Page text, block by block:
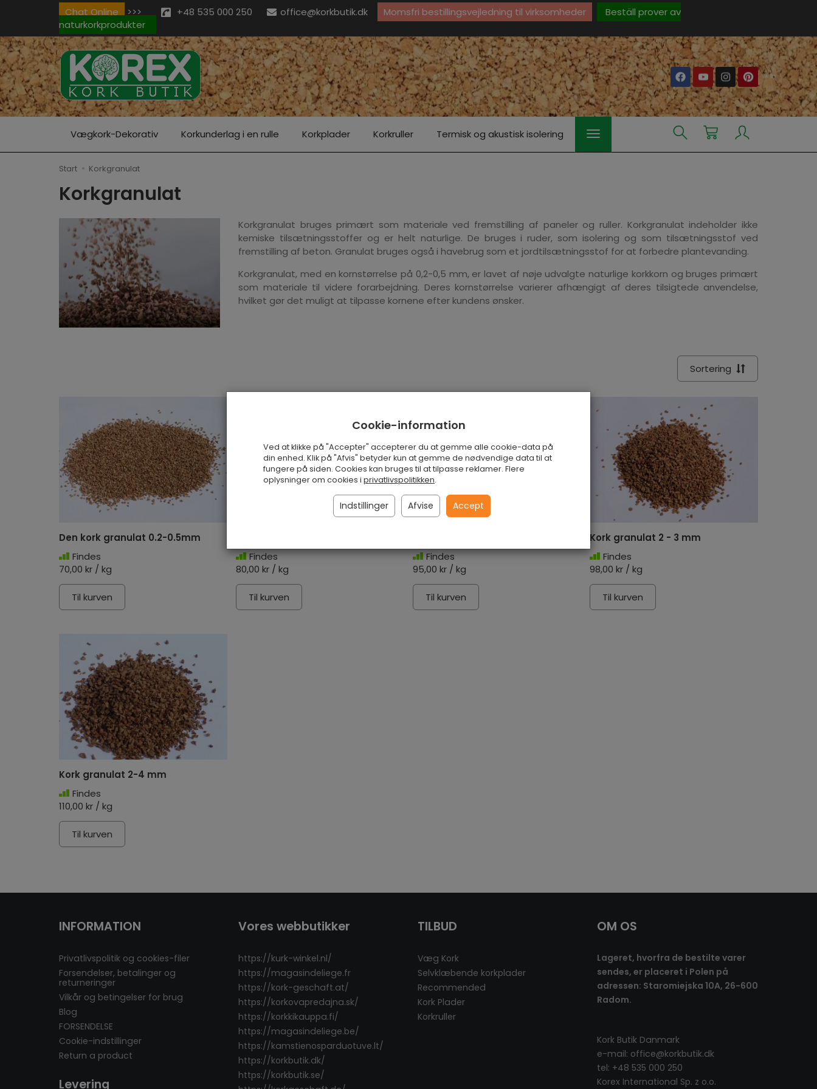
Chat Online >>> +48 535 000 250 office@korkbutik.dk Momsfri bestillingsvejledning til virksomheder
Beställ prover av
naturkorkprodukter
Vægkork-Dekorativ Korkunderlag i en rulle Korkplader Korkruller Termisk og akustisk isolering
Start Korkgranulat
Korkgranulat
Korkgranulat bruges primært som materiale ved fremstilling af paneler og ruller. Korkgranulat indeholder ikke
kemiske tilsætningsstoffer og er helt naturlige. De bruges i ruder, som isolering og som tilsætningsstof ved
fremstilling af beton. Granulat bruges også i havebrug som et jordtilsætningsstof for at forbedre plantevanding.
Korkgranulat, med en kornstørrelse på 0,2-0,5 mm, er lavet af nøje udvalgte naturlige korkkorn og bruges primært
som materiale til videre forarbejdning. Deres kornstørrelse varierer afhængigt af deres tilsigtede anvendelse,
hvilket gør det muligt at tilpasse kornene efter kundens ønsker.
Sortering
Den kork granulat 0.2-0.5mm
Findes
70,00 kr / kg
Til kurven
Findes
80,00 kr / kg
Til kurven
Findes
95,00 kr / kg
Til kurven
Kork granulat 2 - 3 mm
Findes
98,00 kr / kg
Til kurven
Kork granulat 2-4 mm
Findes
110,00 kr / kg
Til kurven
INFORMATION
Privatlivspolitik og cookies-filer
Forsendelser, betalinger og
returneringer
Vilkår og betingelser for brug
Blog
FORSENDELSE
Cookie-indstillinger
Return a product
Levering
Vores webbutikker
https://kurk-winkel.nl/
https://magasindeliege.fr
https://kork-geschaft.at/
https://korkovapredajna.sk/
https://korkkikauppa.fi/
https://magasindeliege.be/
https://kamstienosparduotuve.lt/
https://korkbutik.dk/
https://korkbutik.se/
TILBUD
Væg Kork
Selvklæbende korkplader
Recommended
Kork Plader
Korkruller
OM OS
Lageret, hvorfra de bestilte varer
sendes, er placeret i Polen på
adressen: Staromiejska 10A, 26-600
Radom.
Kork Butik Danmark
e-mail: office@korkbutik.dk
tel: +48 535 000 250
Korex International Sp. z o.o.
Cookie-information
Ved at klikke på "Accepter" accepterer du at gemme alle cookie-data på
din enhed. Klik på "Afvis" betyder kun at gemme de nødvendige data til at
fungere på siden. Cookies kan bruges til at tilpasse reklamer. Flere
oplysninger om cookies i privatlivspolitikken.
Indstillinger Afvise Accept